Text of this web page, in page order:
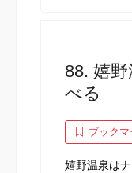
88. 嬉
べる
ブックマ
嬉野温泉は